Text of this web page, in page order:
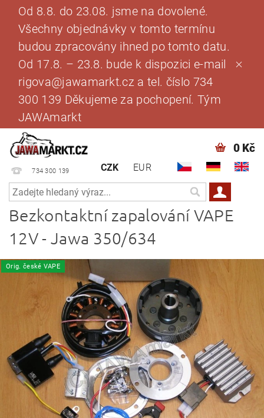
Od 8.8. do 23.08. jsme na dovolené.
Všechny objednávky v tomto termínu
budou zpracovány ihned po tomto datu.
Od 17.8. – 23.8. bude k dispozici e-mail
rigova@jawamarkt.cz a tel. číslo 734
300 139 Děkujeme za pochopení. Tým
JAWAmarkt
734 300 139 CZK EUR
0 Kč
Bezkontaktní zapalování VAPE
12V - Jawa 350/634
Orig. české VAPE